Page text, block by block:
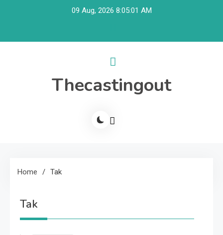
09 Aug, 2026 8:05:01 AM
Thecastingout
Home Tak
Tak